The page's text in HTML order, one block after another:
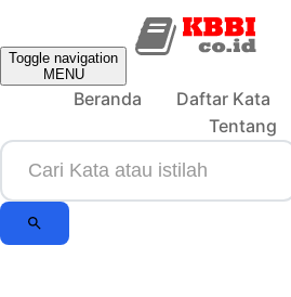
Toggle navigation
MENU
Beranda Daftar Kata
Tentang